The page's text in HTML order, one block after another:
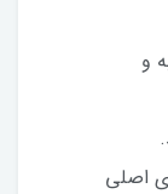
و
اصلی